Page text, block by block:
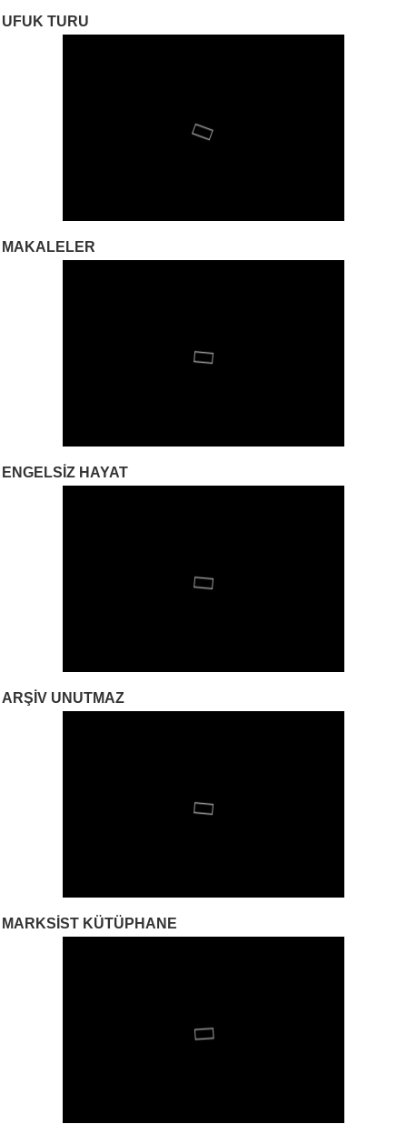
UFUK TURU
MAKALELER
ENGELSIZ HAYAT
ARŞIV UNUTMAZ
MARKSIST KÜTÜPHANE